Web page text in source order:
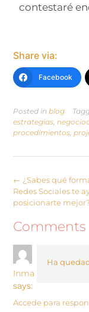
contestaré
Share via:
Facebook
Posted in blog
estrategias,
procedimientos,
← ¿Sabes qué
Redes Sociales te
posicionarte
Comments
Inma
says:
Ha
Accede para